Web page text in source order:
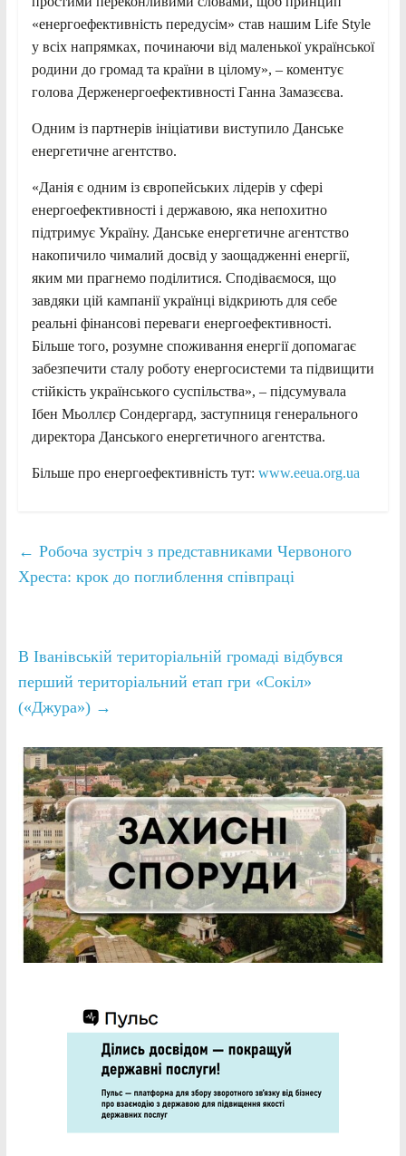
«енергоефективність передусім» став нашим Life Style
у всіх напрямках, починаючи від маленької української
родини до громад та країни в цілому», – коментує
голова Держенергоефективності Ганна Замазєєва.
Одним із партнерів ініціативи виступило Данське
енергетичне агентство.
«Данія є одним із європейських лідерів у сфері
енергоефективності і державою, яка непохитно
підтримує Україну. Данське енергетичне агентство
накопичило чималий досвід у заощадженні енергії,
яким ми прагнемо поділитися. Сподіваємося, що
завдяки цій кампанії українці відкриють для себе
реальні фінансові переваги енергоефективності.
Більше того, розумне споживання енергії допомагає
забезпечити сталу роботу енергосистеми та підвищити
стійкість українського суспільства», – підсумувала
Ібен Мьоллєр Сондергард, заступниця генерального
директора Данського енергетичного агентства.
Більше про енергоефективність тут: www.eeua.org.ua
← Робоча зустріч з представниками Червоного
Хреста: крок до поглиблення співпраці
В Іванівській територіальній громаді відбувся
перший територіальний етап гри «Сокіл»
(«Джура») →